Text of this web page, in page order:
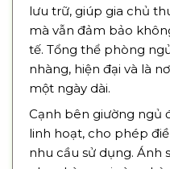
lưu trữ, giúp gia chủ
mà vẫn đảm bảo
tế. Tổng thể phòng
nhàng, hiện đại và là
một ngày dài.
Cạnh bên giường ngủ
linh hoạt, cho phép
nhu cầu sử dụng. Ánh